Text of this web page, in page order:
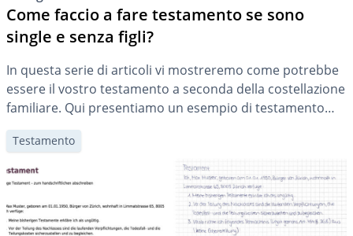
Come faccio a fare testamento se sono
single e senza figli?
In questa serie di articoli vi mostreremo come potrebbe
essere il vostro testamento a seconda della costellazione
familiare. Qui presentiamo un esempio di testamento
per una persona single senza figli.
Testamento